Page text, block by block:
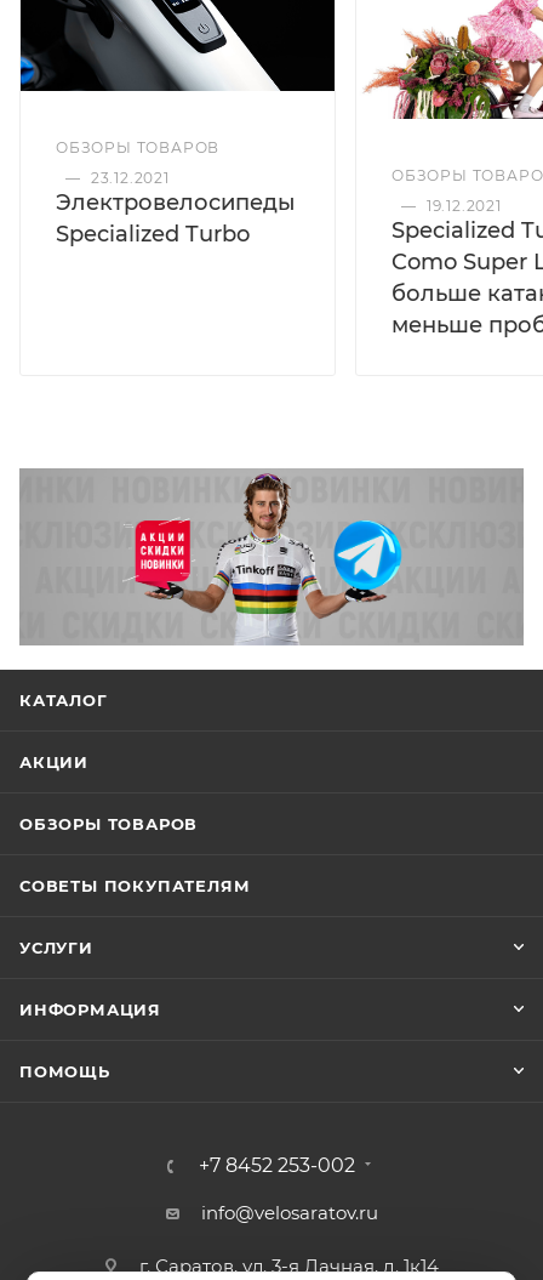
ОБЗОРЫ ТОВАРОВ
— 23.12.2021
Электровелосипеды
Specialized Turbo
ОБЗОРЫ
— 19.12.2021
Specialized
Como Super
больше
меньше
КАТАЛОГ
АКЦИИ
ОБЗОРЫ ТОВАРОВ
СОВЕТЫ ПОКУПАТЕЛЯМ
УСЛУГИ
ИНФОРМАЦИЯ
ПОМОЩЬ
+7 8452 253-002
info@velosaratov.ru
г. Саратов, ул. 3-я Дачная, д. 1к14